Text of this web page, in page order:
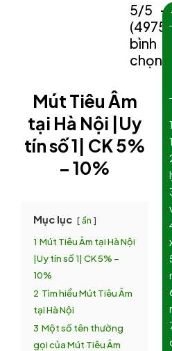
5/5 -
(4975
bình
chọn)
Mút Tiêu Âm
tại Hà Nội |Uy
tín số 1| CK 5%
– 10%
Mục lục ẩn
1 Mút Tiêu Âm tại Hà Nội
|Uy tín số 1| CK 5% –
10%
2 Tìm hiểu Mút Tiêu Âm
tại Hà Nội
3 Một số tên thường
gọi của Mút Tiêu Âm